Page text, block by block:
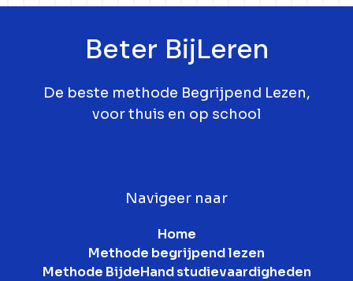
Beter BijLeren
De beste methode Begrijpend Lezen,
voor thuis en op school
Navigeer naar
Home
Methode begrijpend lezen
Methode BijdeHand studievaardigheden